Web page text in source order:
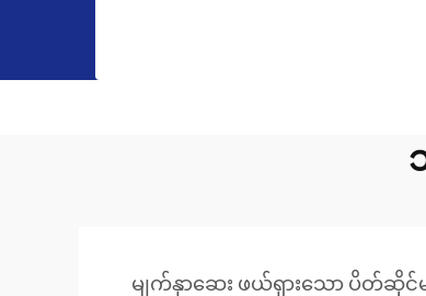
မျက်နှာဆေး ဖယ်ရှားသော ပိတ်ဆိုင်မ